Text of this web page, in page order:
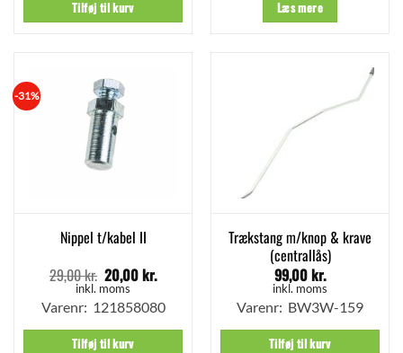
Tilføj til kurv Læs mere
-31%
Nippel t/kabel II
29,00kr. Den
oprindelige
pris
var:
29,00 kr..
20,00kr.
pris
er:
20,00 kr..
inkl. moms
Varenr: 121858080
Tilføj til kurv
Trækstang m/knop & krave
(centrallås)
99,00kr.
inkl. moms
Varenr: BW3W-159
Tilføj til kurv